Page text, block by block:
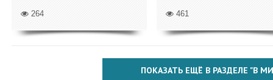
264 461
ПОКАЗАТЬ ЕЩЁ В РАЗДЕЛЕ "В